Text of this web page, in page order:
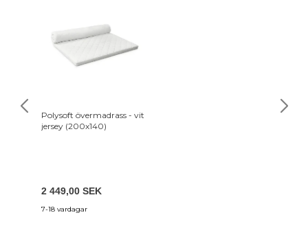
Polysoft övermadrass - vit
jersey (200x140)
2 449,00 SEK
7-18 vardagar